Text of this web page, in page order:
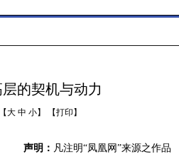
的契机与动力
【大 中 小】 【打印 】
声明： 凡注明“凤凰网”来源之作品